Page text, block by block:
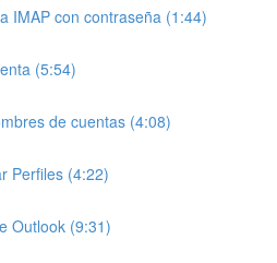
IMAP con contraseña (1:44)
(5:54)
de cuentas (4:08)
Perfiles (4:22)
Outlook (9:31)